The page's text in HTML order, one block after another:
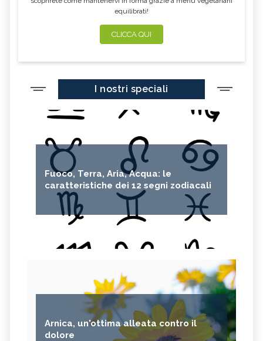
equilibrati!
CLICCA QUI
I nostri speciali
Fuoco, Terra, Aria, Acqua: le
caratteristiche dei 12 segni zodiacali
Arnica, un'ottima alleata contro il
dolore